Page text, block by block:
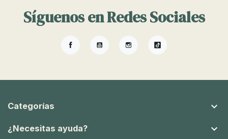
Síguenos en Redes Sociales
FacebookYouTubeInstagramTikTok
Categorías 
¿Necesitas ayuda? 